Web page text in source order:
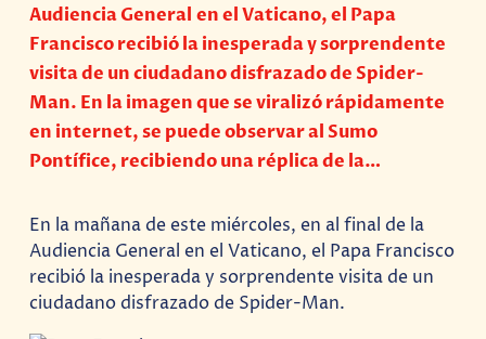
Audiencia General en el Vaticano, el Papa
Francisco recibió la inesperada y sorprendente
visita de un ciudadano disfrazado de Spider-
Man. En la imagen que se viralizó rápidamente
en internet, se puede observar al Sumo
Pontífice, recibiendo una réplica de la…
En la mañana de este miércoles, en al final de la
Audiencia General en el Vaticano, el Papa Francisco
recibió la inesperada y sorprendente visita de un
ciudadano disfrazado de Spider-Man.